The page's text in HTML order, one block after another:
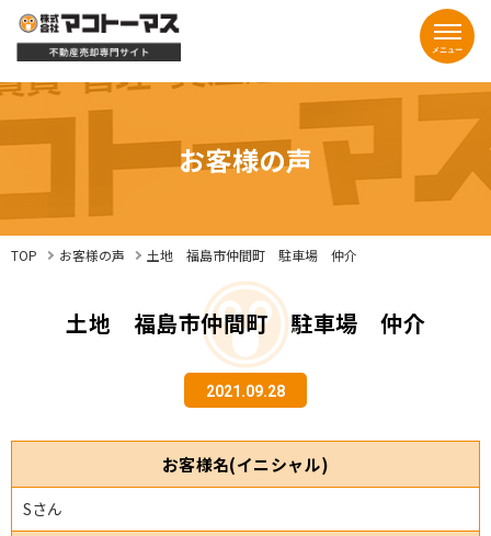
お客様の声
TOP お客様の声 土地 福島市仲間町 駐車場 仲介
土地 福島市仲間町 駐車場 仲介
2021.09.28
お客様名(イニシャル)
Sさん